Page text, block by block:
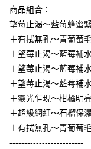
【大哥付你分期使用說明
1.本服務由台灣大哥大
2.付款方式選擇「大哥
成交易。
3.實際核准額度、可分
4.訂單成立30分鐘內，
消。如遇「轉專審核」
法說明評估內容。
【繳款方式說明】
1.分期款項不併入電信
醒簡訊。
2.透過簡訊連結打開帳
AFTEE先享後付
相關說明
【關於「AFTEE先享後
AFTEE先享後付是「在
便利好安心！
１．簡單：不需註冊會
２．便利：只要手機號
３．安心：先確認商品
【「AFTEE先享後付」
Hami Point
相關說明
「Hami Point」為中華
會員帳號後，即可在購
ATM付款
貨到付款
商品組合：
望莓止渴～藍莓蜂蜜
＋有拭無孔～青葡萄
＋望莓止渴～藍莓補
＋望莓止渴～藍莓補
＋望莓止渴～藍莓補
＋靈光乍現～柑橘明
＋超級網紅～石榴保
＋有拭無孔～青葡萄
-------------------------